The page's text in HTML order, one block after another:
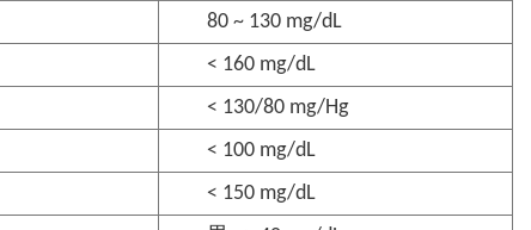
80 ~ 130 mg/dL
< 160 mg/dL
< 130/80 mg/Hg
< 100 mg/dL
< 150 mg/dL